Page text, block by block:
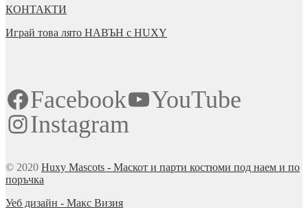
КОНТАКТИ
Играй това лято НАВЪН с HUXY
Facebook
YouTube
Instagram
© 2020 Huxy Mascots - Маскот и парти костюми под наем и по
поръчка
Уеб дизайн - Макс Визия